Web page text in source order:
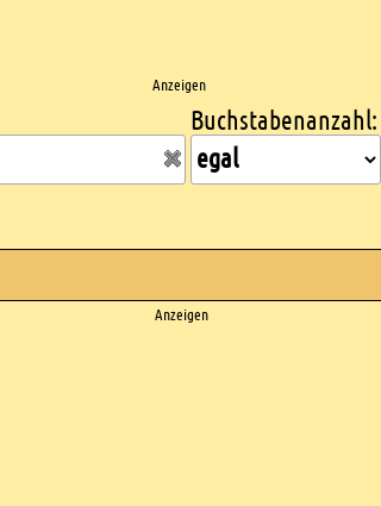
Anzeigen
Buchstabenanzahl:
Anzeigen